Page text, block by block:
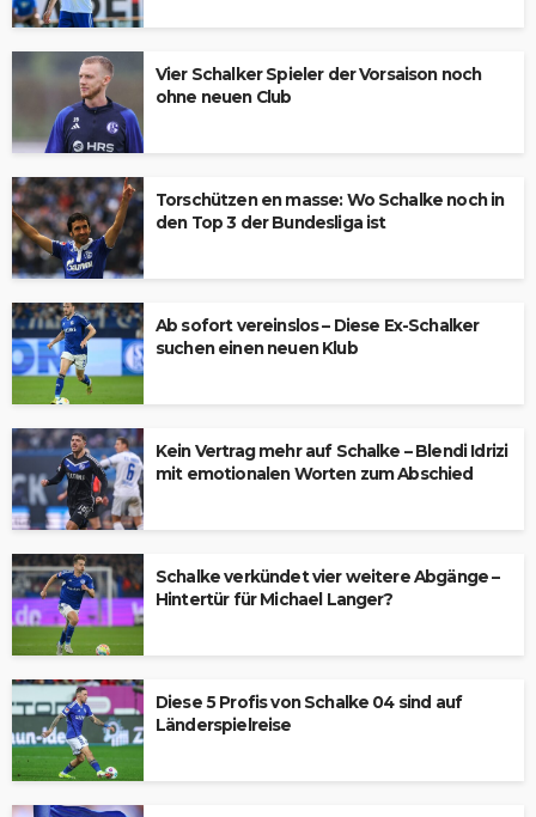
Vier Schalker Spieler der Vorsaison noch
ohne neuen Club
Torschützen en masse: Wo Schalke noch in
den Top 3 der Bundesliga ist
Ab sofort vereinslos – Diese Ex-Schalker
suchen einen neuen Klub
Kein Vertrag mehr auf Schalke – Blendi Idrizi
mit emotionalen Worten zum Abschied
Schalke verkündet vier weitere Abgänge –
Hintertür für Michael Langer?
Diese 5 Profis von Schalke 04 sind auf
Länderspielreise